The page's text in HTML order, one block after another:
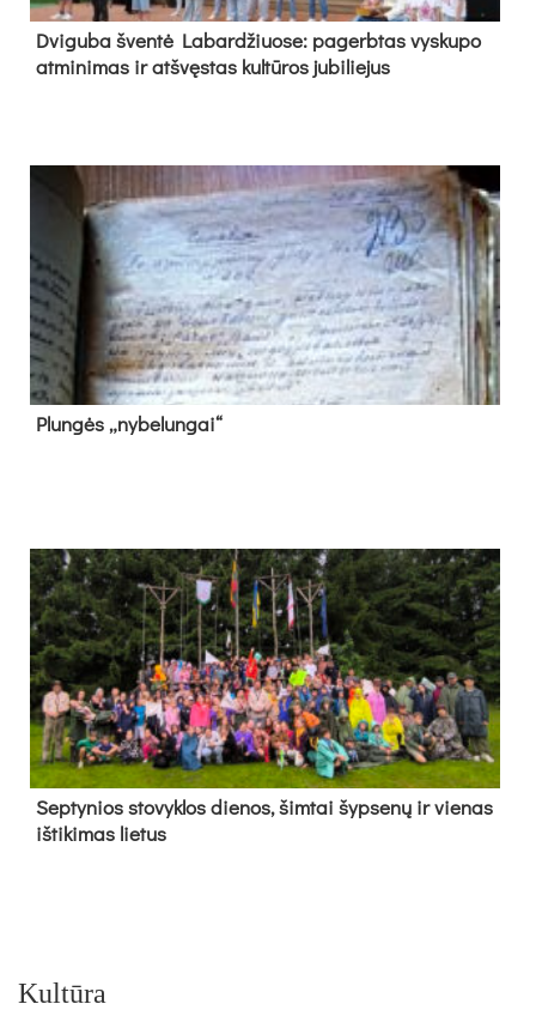
Dvi­gu­ba šven­tė La­bar­džiuo­se: pa­gerb­tas vys­ku­po
at­mi­ni­mas ir at­švęs­tas kul­tū­ros ju­bi­lie­jus
Plun­gės „ny­be­lun­gai“
Sep­ty­nios sto­vyk­los die­nos, šim­tai šyp­se­nų ir vie­nas
iš­ti­ki­mas lie­tus
Kultūra